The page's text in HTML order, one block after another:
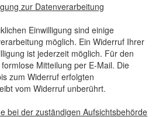
zur Datenverarbeitung
Einwilligung sind einige
möglich. Ein Widerruf Ihrer
ist jederzeit möglich. Für den
Mitteilung per E-Mail. Die
zum Widerruf erfolgten
vom Widerruf unberührt.
bei der zuständigen Aufsichtsbehörde